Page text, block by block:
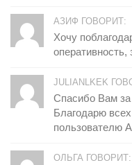
АЗИФ ГОВОРИТ:
Хочу
оперативность,
JULIANLKEK
Спасибо Вам
Благодарю
пользователю
ОЛЬГА ГОВОРИТ: